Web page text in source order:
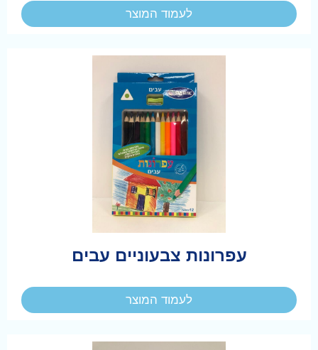
לעמוד המוצר
עפרונות צבעוניים עבים
לעמוד המוצר